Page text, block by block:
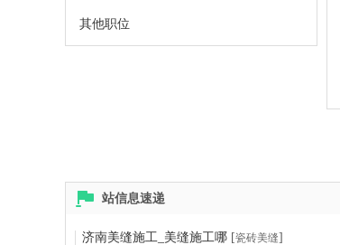
其他职位
站信息速递
济南美缝施工_美缝施工哪 [瓷砖美缝]